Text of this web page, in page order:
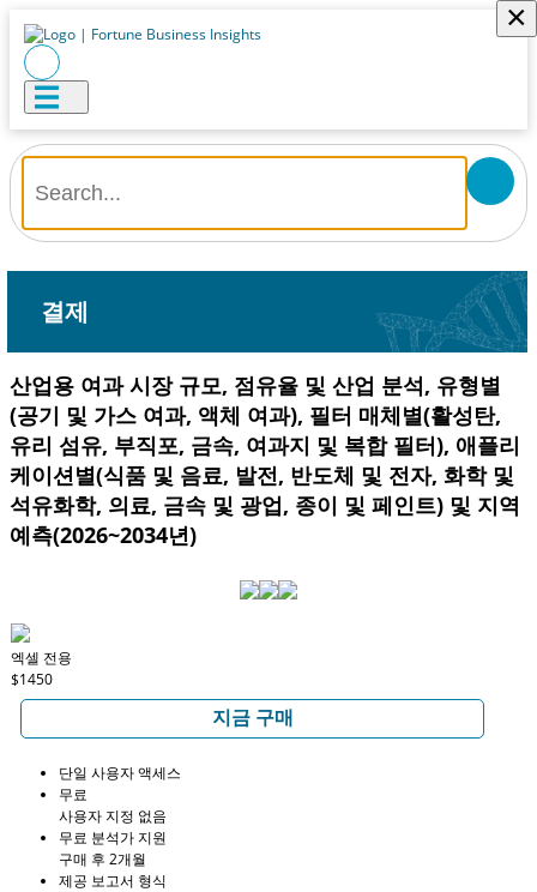
×
결제
산업용 여과 시장 규모, 점유율 및 산업 분석, 유형별
(공기 및 가스 여과, 액체 여과), 필터 매체별(활성탄,
유리 섬유, 부직포, 금속, 여과지 및 복합 필터), 애플리
케이션별(식품 및 음료, 발전, 반도체 및 전자, 화학 및
석유화학, 의료, 금속 및 광업, 종이 및 페인트) 및 지역
예측(2026~2034년)
엑셀 전용
$1450
지금 구매
단일 사용자 액세스
무료
사용자 지정 없음
무료 분석가 지원
구매 후 2개월
제공 보고서 형식